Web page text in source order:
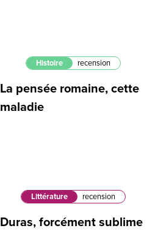
Histoire recension
La pensée romaine, cette
maladie
Littérature recension
Duras, forcément sublime